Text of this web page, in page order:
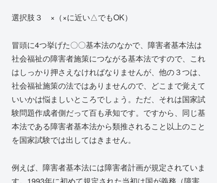
選択肢３ ×（×に近い△でもOK）
冒頭に4つ挙げた〇〇基本法のなかで、障害者基本法は
社会福祉の障害者施策につながる基本法ですので、これ
はしっかり押さえなければなりませんが、他の３つは、
社会福祉施策の法ではありませんので、どこまで覚えて
いいかは悩ましいところでしょう。ただ、それは国家試
験問題作成者側だって百も承知です。ですから、同じ基
本法である障害者基本法から類推されること以上のこと
を国家試験では出してはきません。
例えば、障害者基本法には障害者計画が規定されていま